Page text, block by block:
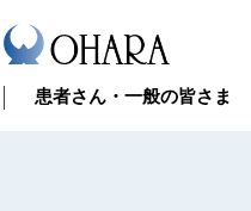
患者さん・一般の皆さま